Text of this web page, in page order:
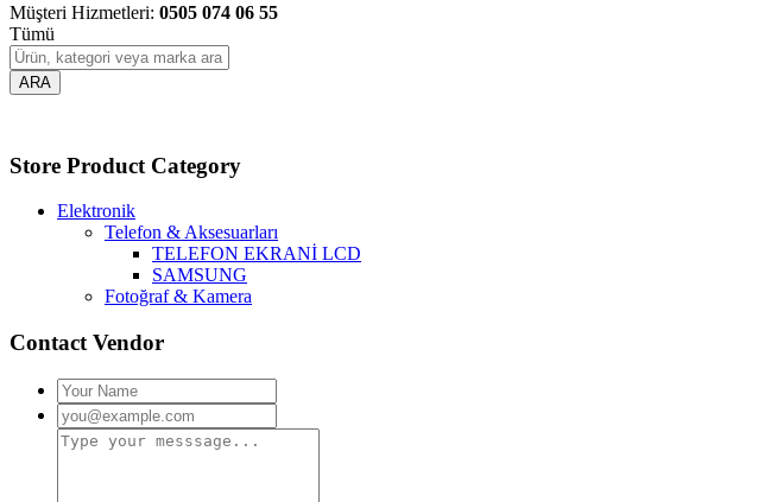
Müşteri Hizmetleri: 0505 074 06 55
Tümü
ARA
Store Product Category
Elektronik
Telefon & Aksesuarları
TELEFON EKRANİ LCD
SAMSUNG
Fotoğraf & Kamera
Contact Vendor